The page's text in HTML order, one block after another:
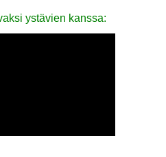
ystävien kanssa: